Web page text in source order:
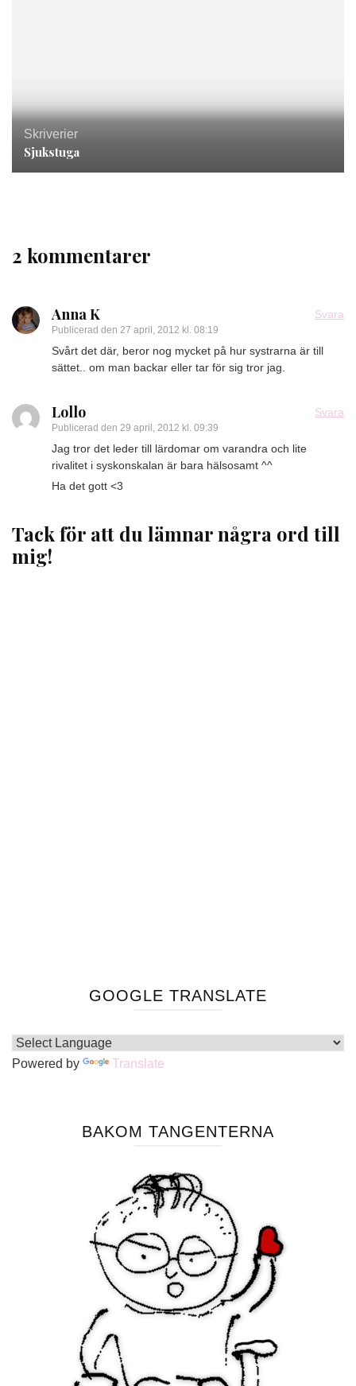
Skriverier
Sjukstuga
2 kommentarer
Anna K
Publicerad den 27 april, 2012 kl. 08:19
Svara
Svårt det där, beror nog mycket på hur systrarna är till
sättet.. om man backar eller tar för sig tror jag.
Lollo
Publicerad den 29 april, 2012 kl. 09:39
Svara
Jag tror det leder till lärdomar om varandra och lite
rivalitet i syskonskalan är bara hälsosamt ^^
Ha det gott <3
Tack för att du lämnar några ord till
mig!
GOOGLE TRANSLATE
Powered by Translate
BAKOM TANGENTERNA